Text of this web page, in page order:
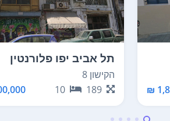
תל אביב יפו פלורנטין
הקישון 8
189
10
₪